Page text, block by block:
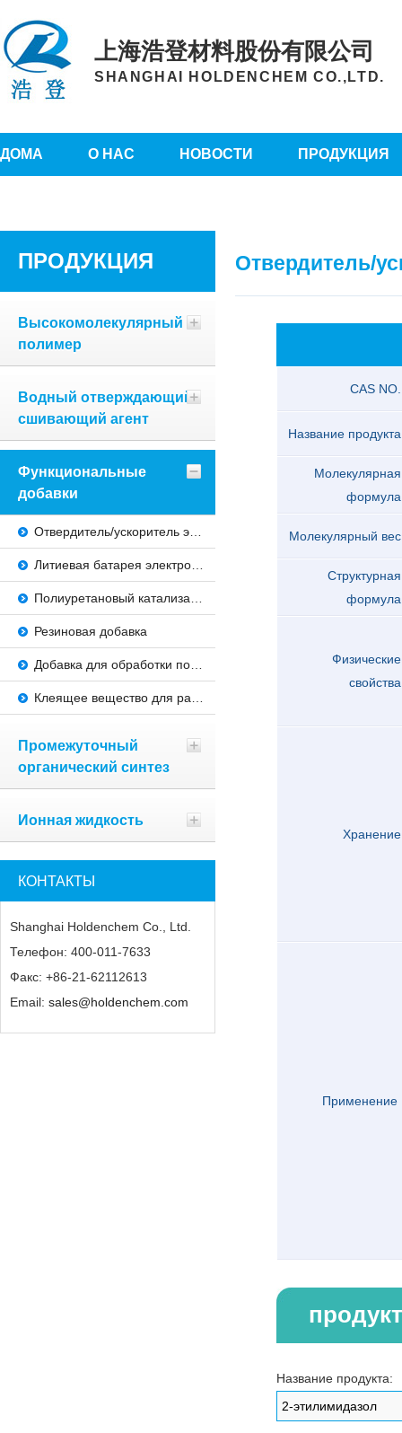
上海浩登材料股份有限公司
SHANGHAI HOLDENCHEM CO.,LTD.
ДОМА О НАС НОВОСТИ ПРОДУКЦИЯ
ПРОДУКЦИЯ
Высокомолекулярный
полимер
Водный отверждающий
сшивающий агент
Функциональные
добавки
Резиновая добавка
Промежуточный
органический синтез
Ионная жидкость
КОНТАКТЫ
Shanghai Holdenchem Co., Ltd.
Телефон: 400-011-7633
Факс: +86-21-62112613
Email: sales@holdenchem.com
Отвердитель/
CAS NO.
Название продукта
Молекулярная
формула
Молекулярный вес
Структурная
формула
Физические
свойства
Хранение
Применение
Название продукта: